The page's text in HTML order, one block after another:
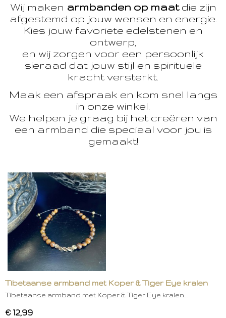
Wij maken armbanden op maatdie zijn
afgestemd op jouw wensen en energie.
Kies jouw favoriete edelstenen en
ontwerp,
en wij zorgen voor een persoonlijk
sieraad dat jouw stijl en spirituele
kracht versterkt.
Maak een afspraak en kom snel langs
in onze winkel.
We helpen je graag bij het creëren van
een armband die speciaal voor jou is
gemaakt!
Tibetaanse armband met Koper & Tiger Eye kralen
Tibetaanse armband met Koper & Tiger Eye kralen…
€ 12,99